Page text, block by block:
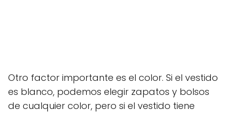
Otro factor importante es el color. Si el vestido
es blanco, podemos elegir zapatos y bolsos
de cualquier color, pero si el vestido tiene